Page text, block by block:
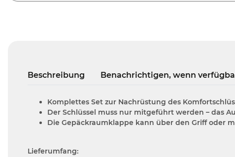
Beschreibung Benachrichtigen, wenn
Komplettes Set zur Nachrüstung des
Der Schlüssel muss nur mitgeführt werden – das
Die Gepäckraumklappe kann über den Griff oder
Lieferumfang: